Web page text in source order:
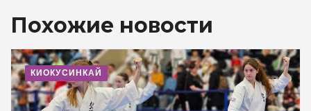
Похожие новости
КИОКУСИНКАЙ